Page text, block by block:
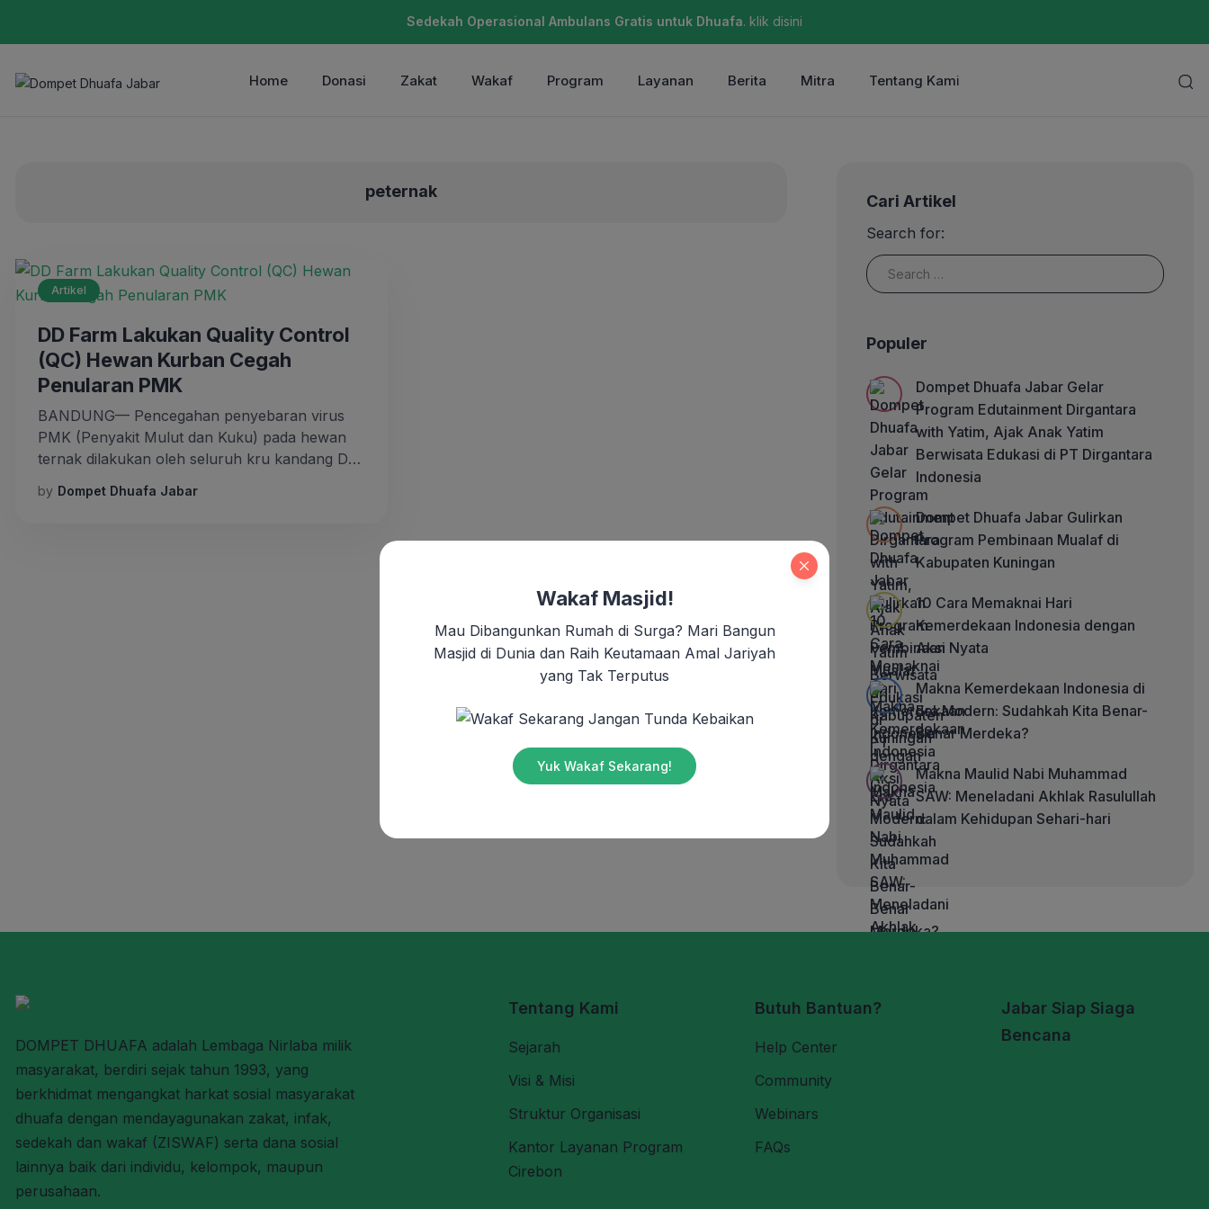
Sedekah Operasional Ambulans Gratis untuk Dhuafa. klik disini
Home Donasi Zakat Wakaf Program Layanan Berita Mitra Tentang Kami
peternak
Artikel
DD Farm Lakukan Quality Control
(QC) Hewan Kurban Cegah
Penularan PMK
BANDUNG— Pencegahan penyebaran virus
PMK (Penyakit Mulut dan Kuku) pada hewan
ternak dilakukan oleh seluruh kru kandang DD
Farm. Mengikuti arahan dari dinas peternakan
untuk melakukan tindakan preventif. DD Farm
by Dompet Dhuafa Jabar
Cari Artikel
Search for:
Populer
Dompet Dhuafa Jabar Gelar
Program Edutainment Dirgantara
with Yatim, Ajak Anak Yatim
Berwisata Edukasi di PT Dirgantara
Indonesia
Dompet Dhuafa Jabar Gulirkan
Program Pembinaan Mualaf di
Kabupaten Kuningan
10 Cara Memaknai Hari
Kemerdekaan Indonesia dengan
Aksi Nyata
Makna Kemerdekaan Indonesia di
Era Modern: Sudahkah Kita Benar-
Benar Merdeka?
Makna Maulid Nabi Muhammad
SAW: Meneladani Akhlak Rasulullah
dalam Kehidupan Sehari-hari
DOMPET DHUAFA adalah Lembaga Nirlaba milik
masyarakat, berdiri sejak tahun 1993, yang
berkhidmat mengangkat harkat sosial masyarakat
dhuafa dengan mendayagunakan zakat, infak,
sedekah dan wakaf (ZISWAF) serta dana sosial
lainnya baik dari individu, kelompok, maupun
perusahaan.
Tentang Kami
Sejarah
Visi & Misi
Struktur Organisasi
Kantor Layanan Program
Cirebon
Butuh Bantuan?
Help Center
Community
Webinars
FAQs
Jabar Siap Siaga
Bencana
Wakaf Masjid!
Mau Dibangunkan Rumah di Surga? Mari Bangun
Masjid di Dunia dan Raih Keutamaan Amal Jariyah
yang Tak Terputus
Jangan Tunda Kebaikan
Yuk Wakaf Sekarang!